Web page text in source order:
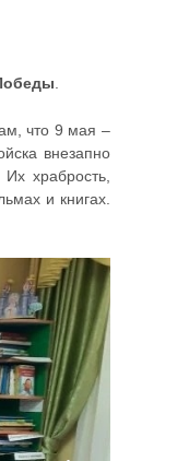
что 9 мая –
внезапно
храбрость,
и книгах.